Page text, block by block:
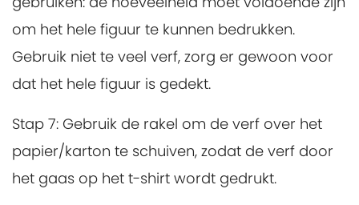
om het hele figuur te kunnen bedrukken.
Gebruik niet te veel verf, zorg er gewoon voor
dat het hele figuur is gedekt.
Stap 7: Gebruik de rakel om de verf over het
papier/karton te schuiven, zodat de verf door
het gaas op het t-shirt wordt gedrukt.